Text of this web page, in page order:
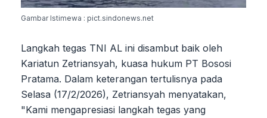
Gambar Istimewa : pict.sindonews.net
Langkah tegas TNI AL ini disambut baik oleh
Kariatun Zetriansyah, kuasa hukum PT Bososi
Pratama. Dalam keterangan tertulisnya pada
Selasa (17/2/2026), Zetriansyah menyatakan,
"Kami mengapresiasi langkah tegas yang